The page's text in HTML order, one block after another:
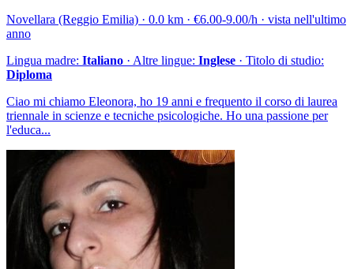
Novellara (Reggio Emilia) · 0.0 km · €6.00-9.00/h · vista nell'ultimo
anno
Lingua madre: Italiano · Altre lingue: Inglese · Titolo di studio:
Diploma
Ciao mi chiamo Eleonora, ho 19 anni e frequento il corso di laurea
triennale in scienze e tecniche psicologiche. Ho una passione per
l'educa...